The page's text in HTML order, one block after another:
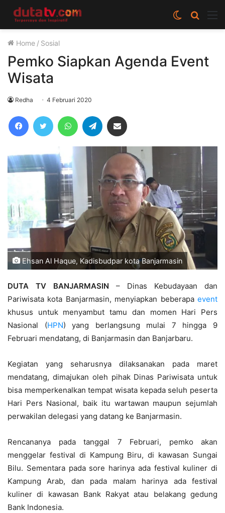
Cari
berita
Switch
skin
Home / Sosial
Pemko Siapkan Agenda Event
Wisata
Redha 4 Februari 2020
FacebookTwitter WhatsAppTelegram
Ehsan Al Haque, Kadisbudpar kota Banjarmasin
DUTA TV BANJARMASIN – Dinas Kebudayaan dan
Pariwisata kota Banjarmasin, menyiapkan beberapa event
khusus untuk menyambut tamu dan momen Hari Pers
Nasional (HPN) yang berlangsung mulai 7 hingga 9
Februari mendatang, di Banjarmasin dan Banjarbaru.
Kegiatan yang seharusnya dilaksanakan pada maret
mendatang, dimajukan oleh pihak Dinas Pariwisata untuk
bisa memperkenalkan tempat wisata kepada seluh peserta
Hari Pers Nasional, baik itu wartawan maupun sejumlah
perwakilan delegasi yang datang ke Banjarmasin.
Rencananya pada tanggal 7 Februari, pemko akan
menggelar festival di Kampung Biru, di kawasan Sungai
Bilu. Sementara pada sore harinya ada festival kuliner di
Kampung Arab, dan pada malam harinya ada festival
kuliner di kawasan Bank Rakyat atau belakang gedung
Bank Indonesia.